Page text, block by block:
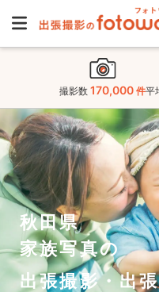
撮影数 170,000 件平
秋田県
家族写真の
出張撮影・出